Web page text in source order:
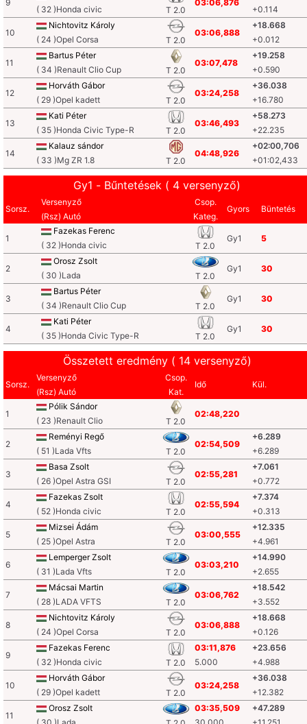
9
( 32 )Honda civic
T 2.0
03:06,876
+0.114
10
Nichtovitz Károly
( 24 )Opel Corsa
T 2.0
03:06,888
+18.668
+0.012
11
Bartus Péter
( 34 )Renault Clio Cup
T 2.0
03:07,478
+19.258
+0.590
12
Horváth Gábor
( 29 )Opel kadett
T 2.0
03:24,258
+36.038
+16.780
13
Kati Péter
( 35 )Honda Civic Type-R
T 2.0
03:46,493
+58.273
+22.235
14
Kalauz sándor
( 33 )Mg ZR 1.8
T 2.0
04:48,926
+02:00,706
+01:02,433
Gy1 - Bűntetések ( 4 versenyző)
Sorsz.
Versenyző
(Rsz) Autó
Csop.
Kateg.
Gyors Büntetés
1
Fazekas Ferenc
( 32 )Honda civic
T 2.0
Gy1 5
2
Orosz Zsolt
( 30 )Lada
T 2.0
Gy1 30
3
Bartus Péter
( 34 )Renault Clio Cup
T 2.0
Gy1 30
4
Kati Péter
( 35 )Honda Civic Type-R
T 2.0
Gy1 30
Összetett eredmény ( 14 versenyző)
Sorsz.
Versenyző
(Rsz) Autó
Csop.
Kat.
Idő Kül.
1
Pólik Sándor
( 23 )Renault Clio
T 2.0
02:48,220
2
Reményi Regő
( 51 )Lada Vfts
T 2.0
02:54,509
+6.289
+6.289
3
Basa Zsolt
( 26 )Opel Astra GSI
T 2.0
02:55,281
+7.061
+0.772
4
Fazekas Zsolt
( 52 )Honda civic
T 2.0
02:55,594
+7.374
+0.313
5
Mizsei Ádám
( 25 )Opel Astra
T 2.0
03:00,555
+12.335
+4.961
6
Lemperger Zsolt
( 31 )Lada Vfts
T 2.0
03:03,210
+14.990
+2.655
7
Mácsai Martin
( 28 )LADA VFTS
T 2.0
03:06,762
+18.542
+3.552
8
Nichtovitz Károly
( 24 )Opel Corsa
T 2.0
03:06,888
+18.668
+0.126
9
Fazekas Ferenc
( 32 )Honda civic
T 2.0
03:11,876
5.000
+23.656
+4.988
10
Horváth Gábor
( 29 )Opel kadett
T 2.0
03:24,258
+36.038
+12.382
11
Orosz Zsolt
03:35,509
+47.289